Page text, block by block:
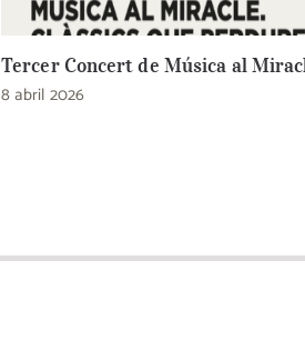
Tercer Concert de Música al
8 abril 2026